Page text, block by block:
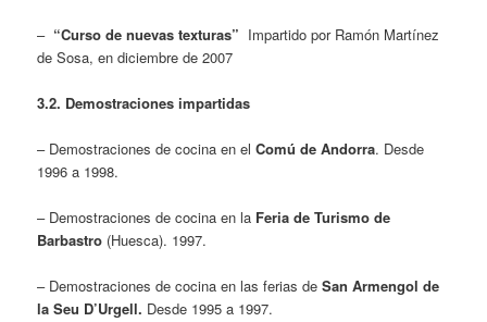
– “Curso de nuevas texturas” Impartido por Ramón Martínez
de Sosa, en diciembre de 2007
3.2. Demostraciones impartidas
– Demostraciones de cocina en elComú de Andorra. Desde
1996 a 1998.
– Demostraciones de cocina en la Feria de Turismo de
Barbastro (Huesca). 1997.
– Demostraciones de cocina en las ferias deSan Armengol de
la Seu D’Urgell. Desde 1995 a 1997.